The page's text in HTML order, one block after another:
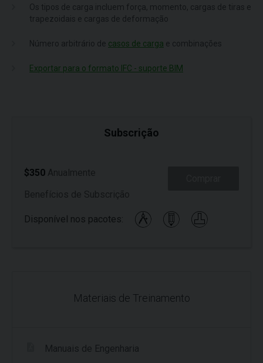
Os tipos de carga incluem força, momento, cargas de tiras e
trapezoidais e cargas de deformação
Número arbitrário de casos de carga e combinações
Exportar para o formato IFC - suporte BIM
Subscrição
$350
Disponível nos pacotes:
Materiais de Treinamento
Manuais de Engenharia